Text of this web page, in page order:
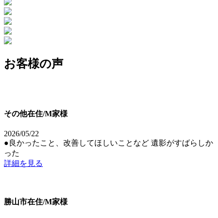
お客様の声
その他在住/M家様
2026/05/22
●良かったこと、改善してほしいことなど 遺影がすばらしか
った
詳細を見る
勝山市在住/M家様